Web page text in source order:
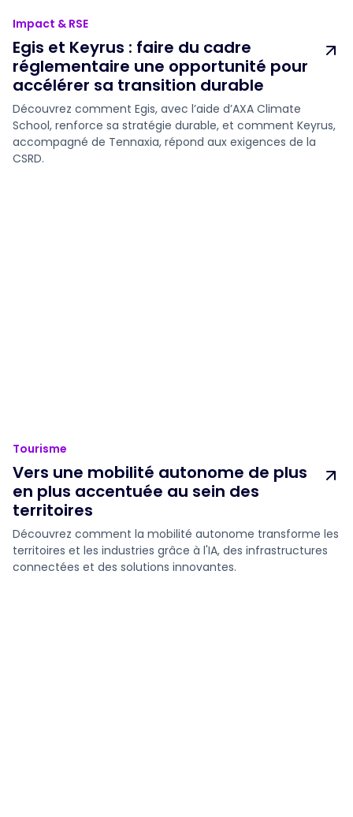
Impact & RSE
Egis et Keyrus : faire du cadre
réglementaire une opportunité pour
accélérer sa transition durable
Découvrez comment Egis, avec l’aide d’AXA Climate
School, renforce sa stratégie durable, et comment Keyrus,
accompagné de Tennaxia, répond aux exigences de la
CSRD.
Tourisme
Vers une mobilité autonome de plus
en plus accentuée au sein des
territoires
Découvrez comment la mobilité autonome transforme les
territoires et les industries grâce à l'IA, des infrastructures
connectées et des solutions innovantes.